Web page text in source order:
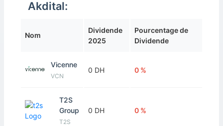
Akdital:
Nom
Dividende
2025
Pourcentage de
Dividende
Vicenne
VCN
0 DH 0 %
T2S
Group
T2S
0 DH 0 %